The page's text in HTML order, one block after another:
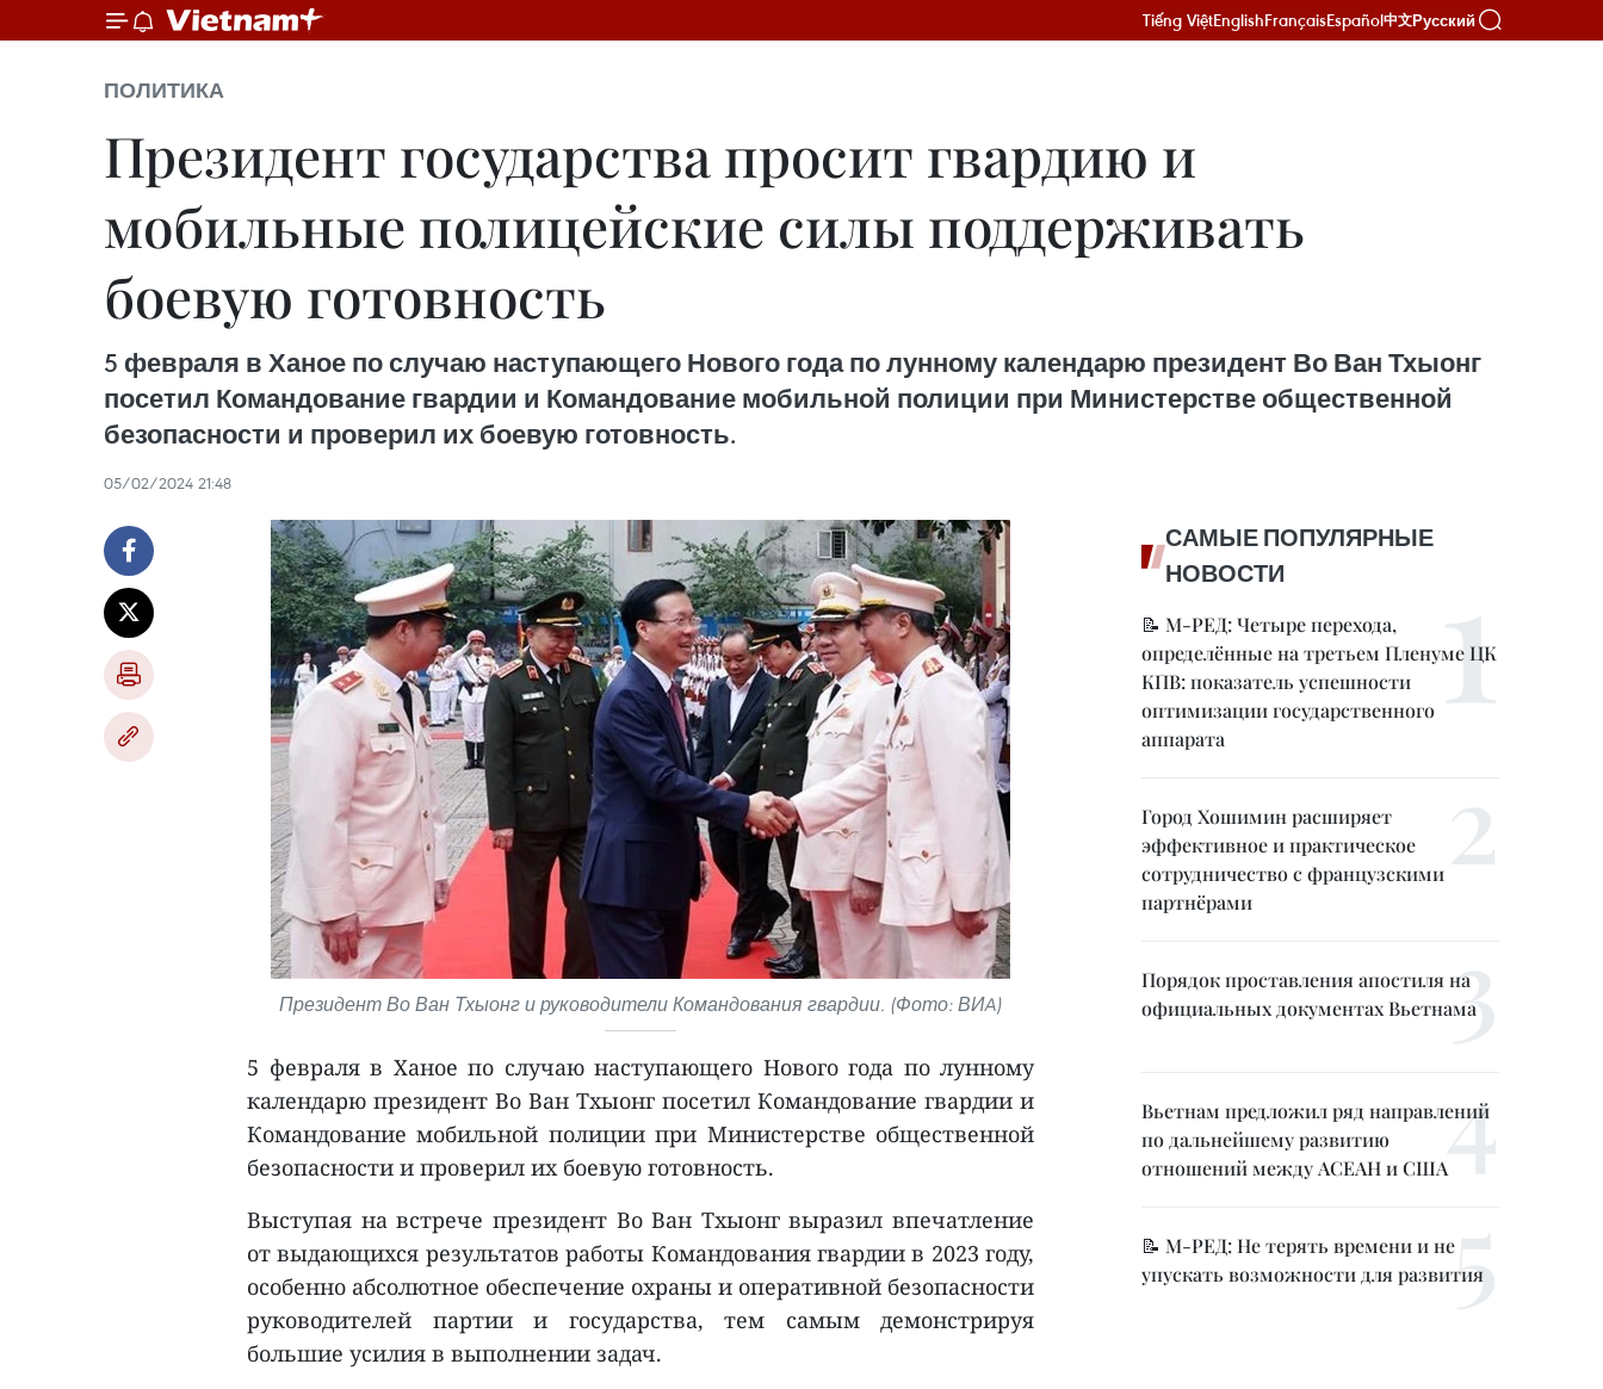
Tiếng ViệtEnglishFrançaisEspañol中文Русский
ПОЛИТИКА
Президент государства просит гвардию и
мобильные полицейские силы поддерживать
боевую готовность
5 февраля в Ханое по случаю наступающего Нового года по лунному календарю президент Во Ван Тхыонг
посетил Командование гвардии и Командование мобильной полиции при Министерстве общественной
безопасности и проверил их боевую готовность.
05/02/2024 21:48
Президент Во Ван Тхыонг и руководители Командования гвардии. (Фото: ВИA)
5 февраля в Ханое по случаю наступающего Нового года по лунному
календарю президент Во Ван Тхыонг посетил Командование гвардии и
Командование мобильной полиции при Министерстве общественной
безопасности и проверил их боевую готовность.
Выступая на встрече президент Во Ван Тхыонг выразил впечатление
от выдающихся результатов работы Командования гвардии в 2023 году,
особенно абсолютное обеспечение охраны и оперативной безопасности
руководителей партии и государства, тем самым демонстрируя
большие усилия в выполнении задач.
САМЫЕ ПОПУЛЯРНЫЕ
НОВОСТИ
📝 М-РЕД: Четыре перехода,
определённые на третьем Пленуме ЦК
КПВ: показатель успешности
оптимизации государственного
аппарата
Город Хошимин расширяет
эффективное и практическое
сотрудничество с французскими
партнёрами
Порядок проставления апостиля на
официальных документах Вьетнама
Вьетнам предложил ряд направлений
по дальнейшему развитию
отношений между АСЕАН и США
📝 М-РЕД: Не терять времени и не
упускать возможности для развития